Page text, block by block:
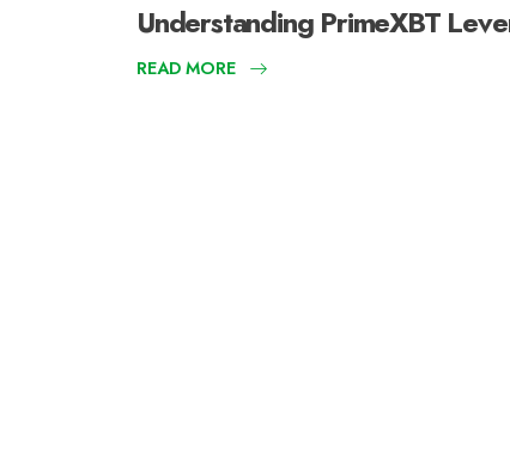
Understanding PrimeXBT
READ MORE